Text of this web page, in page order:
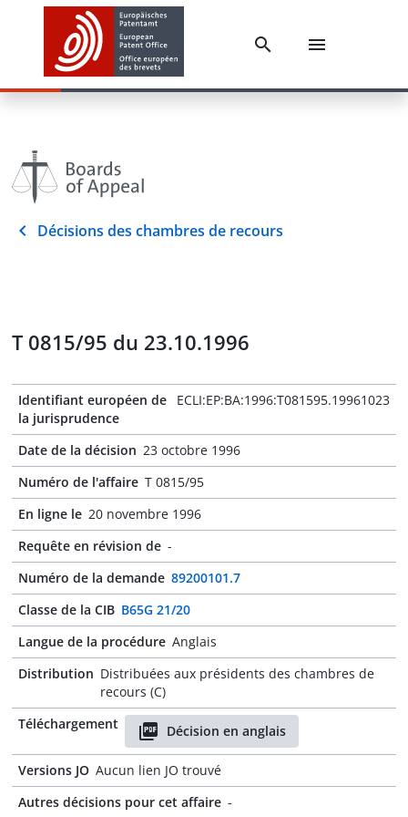
Décisions des chambres de recours
T 0815/95 du 23.10.1996
Identifiant européen de
la jurisprudence
ECLI:EP:BA:1996:T081595.19961023
Date de la décision 23 octobre 1996
Numéro de l'affaire T 0815/95
En ligne le 20 novembre 1996
Requête en révision de -
Numéro de la demande 89200101.7
Classe de la CIB B65G 21/20
Langue de la procédure Anglais
Distribution Distribuées aux présidents des chambres de
recours (C)
Téléchargement
Décision en anglais
Versions JO Aucun lien JO trouvé
Autres décisions pour cet affaire -